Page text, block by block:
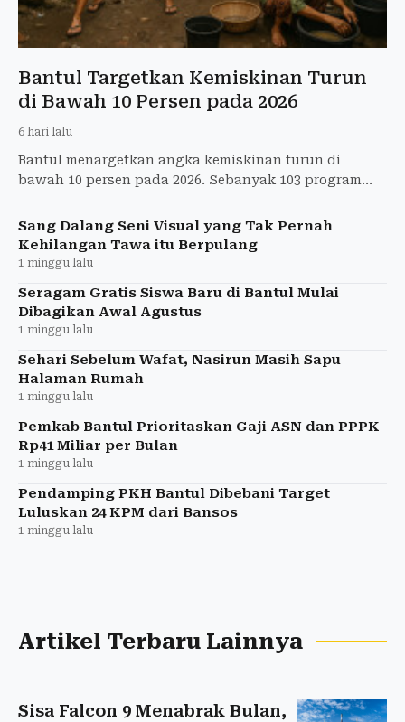
Bantul Targetkan Kemiskinan Turun
di Bawah 10 Persen pada 2026
6 hari lalu
Bantul menargetkan angka kemiskinan turun di
bawah 10 persen pada 2026. Sebanyak 103 program
Sang Dalang Seni Visual yang Tak Pernah
Kehilangan Tawa itu Berpulang
1 minggu lalu
Seragam Gratis Siswa Baru di Bantul Mulai
Dibagikan Awal Agustus
1 minggu lalu
Sehari Sebelum Wafat, Nasirun Masih Sapu
Halaman Rumah
1 minggu lalu
Pemkab Bantul Prioritaskan Gaji ASN dan PPPK
Rp41 Miliar per Bulan
1 minggu lalu
Pendamping PKH Bantul Dibebani Target
Luluskan 24 KPM dari Bansos
1 minggu lalu
Artikel Terbaru Lainnya
Sisa Falcon 9 Menabrak Bulan,